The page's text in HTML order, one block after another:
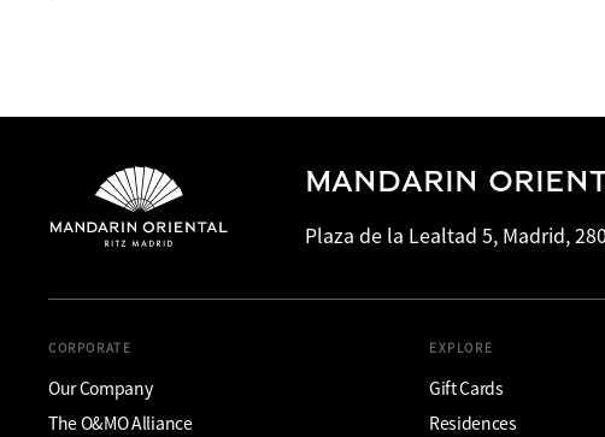
MANDARIN
Plaza de la Lealtad 5, Madrid,
CORPORATE
Our Company
The O&MO Alliance
EXPLORE
Gift Cards
Residences